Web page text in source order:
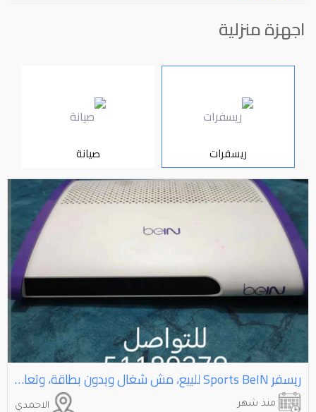
اجهزة منزلية
ريسفرات صيانة
ريسفر ⁦⁦beIN⁩⁩ ⁦⁦Sports⁩⁩ للبيع، مش شغال وبدون بطاقة، وتعالى شيله بالسعر اللي يعجبك
الاحمدي منذ شهر